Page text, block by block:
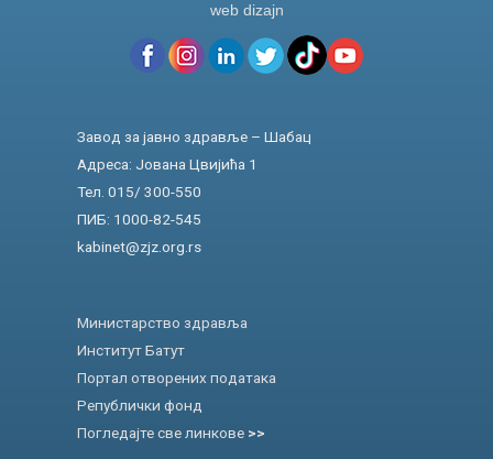
web dizajn
Завод за јавно здравље – Шабац
Адреса: Јована Цвијића 1
Тел. 015/ 300-550
ПИБ: 1000-82-545
kabinet@zjz.org.rs
Министарство здравља
Институт Батут
Портал отворених података
Републички фонд
Погледајте све линкове >>